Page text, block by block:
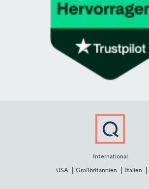
International
USA
Großbritannien Italien